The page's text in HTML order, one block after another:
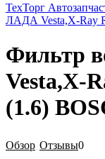
ТехТорг
ЛАДА Vesta,X-Ray
Фильтр
Vesta,X-
(1.6)
Обзор Отзывы0